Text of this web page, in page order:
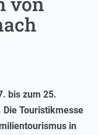
bis zum 25.
Touristikmesse
in